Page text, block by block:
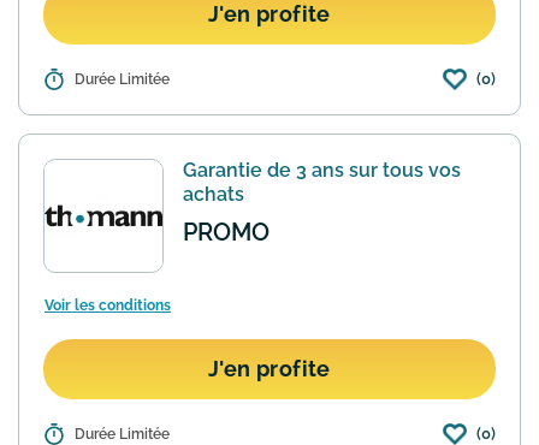
J'en profite
Détails : Le site Thomann dispose d'une section
trouverez toute l'année une sélection
d'articles de musique comme neufs à
des prix cassés.En savoir plus
Durée Limitée (0)
Garantie de 3 ans sur tous vos
achats
PROMO
Voir les conditions
J'en profite
Détails : Gage de qualité le site Thomann vous
Durée Limitée (0)